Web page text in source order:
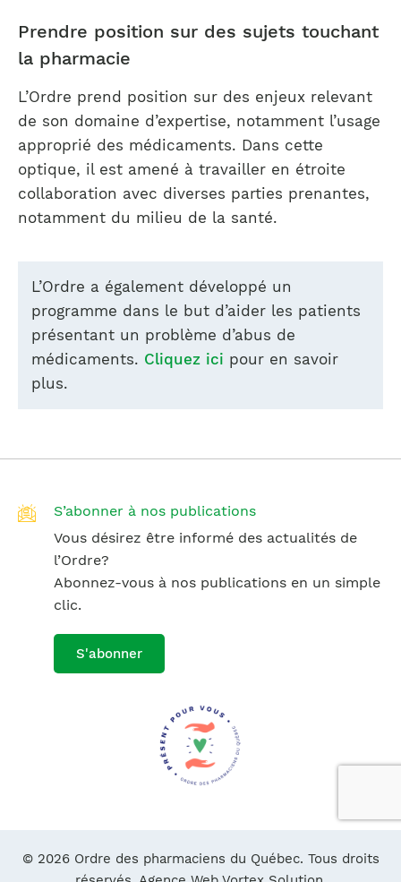
Prendre position sur des sujets touchant
la pharmacie
L’Ordre prend position sur des enjeux relevant
de son domaine d’expertise, notamment l’usage
approprié des médicaments. Dans cette
optique, il est amené à travailler en étroite
collaboration avec diverses parties prenantes,
notamment du milieu de la santé.
L’Ordre a également développé un
programme dans le but d’aider les patients
présentant un problème d’abus de
médicaments. Cliquez ici pour en savoir
plus.
S’abonner à nos publications
Vous désirez être informé des actualités de
l’Ordre?
Abonnez-vous à nos publications en un simple
clic.
S'abonner
© 2026 Ordre des pharmaciens du Québec. Tous droits